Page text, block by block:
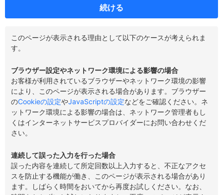
続ける
このページが表示される理由として以下のケースが考えられま
す。
ブラウザー設定やネットワーク環境による影響の場合
お客様が利用されているブラウザーやネットワーク環境の影響
により、このページが表示される場合があります。ブラウザー
のCookieの設定やJavaScriptの設定などをご確認ください。ネ
ットワーク環境による影響の場合は、ネットワーク管理者もし
くはインターネットサービスプロバイダーにお問い合わせくだ
さい。
連続して誤った入力を行った場合
誤った内容を連続して所定回数以上入力すると、不正なアクセ
スを防止する機能が働き、このページが表示される場合があり
ます。しばらく時間をおいてから再度お試しください。なお、